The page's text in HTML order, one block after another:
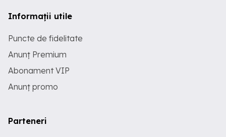
Informații utile
Puncte de fidelitate
Anunț Premium
Abonament VIP
Anunț promo
Parteneri